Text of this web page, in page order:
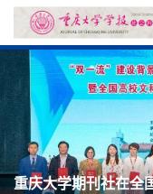
重庆大学期刊社在全